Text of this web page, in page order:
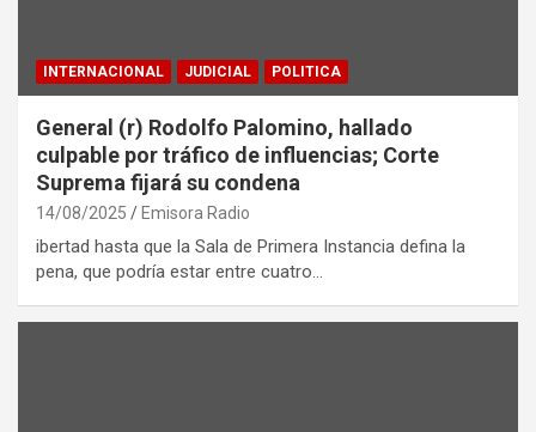
INTERNACIONAL JUDICIAL POLITICA
General (r) Rodolfo Palomino, hallado
culpable por tráfico de influencias; Corte
Suprema fijará su condena
14/08/2025 Emisora Radio
ibertad hasta que la Sala de Primera Instancia defina la
pena, que podría estar entre cuatro…